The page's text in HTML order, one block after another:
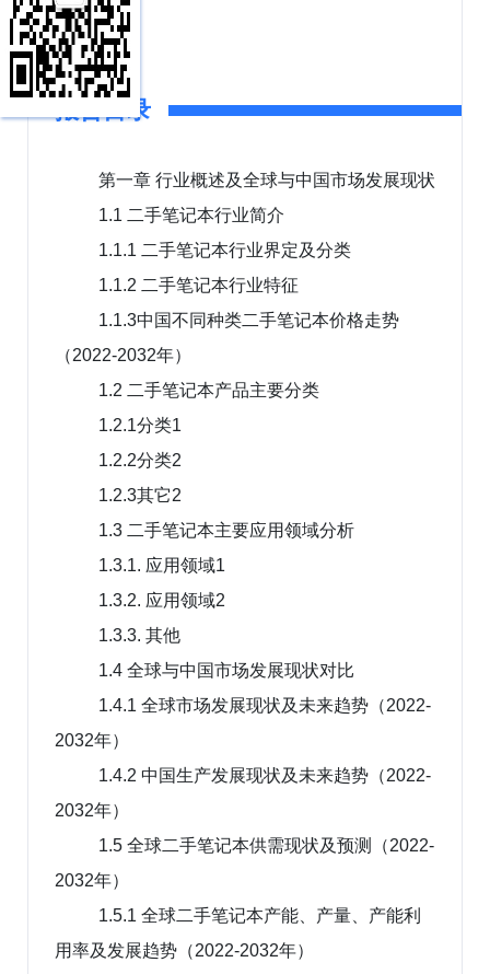
报告目录
第一章 行业概述及全球与中国市场发展现状
1.1 二手笔记本行业简介
1.1.1 二手笔记本行业界定及分类
1.1.2 二手笔记本行业特征
1.1.3中国不同种类二手笔记本价格走势
（2022-2032年）
1.2 二手笔记本产品主要分类
1.2.1分类1
1.2.2分类2
1.2.3其它2
1.3 二手笔记本主要应用领域分析
1.3.1. 应用领域1
1.3.2. 应用领域2
1.3.3. 其他
1.4 全球与中国市场发展现状对比
1.4.1 全球市场发展现状及未来趋势（2022-
2032年）
1.4.2 中国生产发展现状及未来趋势（2022-
2032年）
1.5 全球二手笔记本供需现状及预测（2022-
2032年）
1.5.1 全球二手笔记本产能、产量、产能利
用率及发展趋势（2022-2032年）